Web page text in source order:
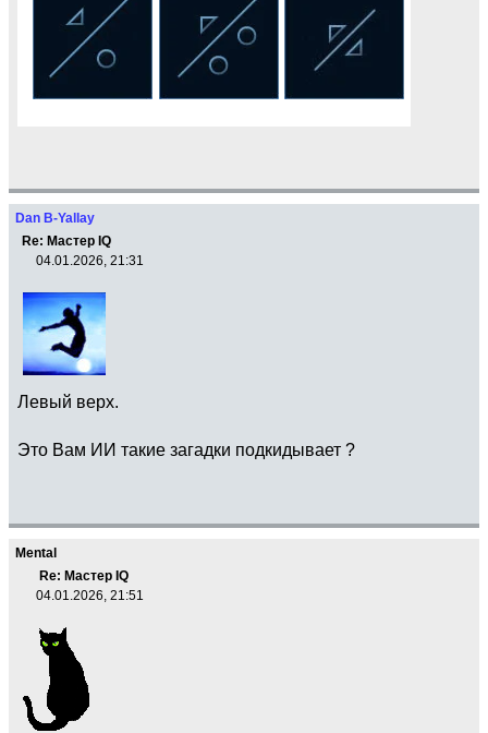
Dan B-Yallay
Re: Мастер IQ
04.01.2026, 21:31
Левый верх.
Это Вам ИИ такие загадки подкидывает ?
Mental
Re: Мастер IQ
04.01.2026, 21:51